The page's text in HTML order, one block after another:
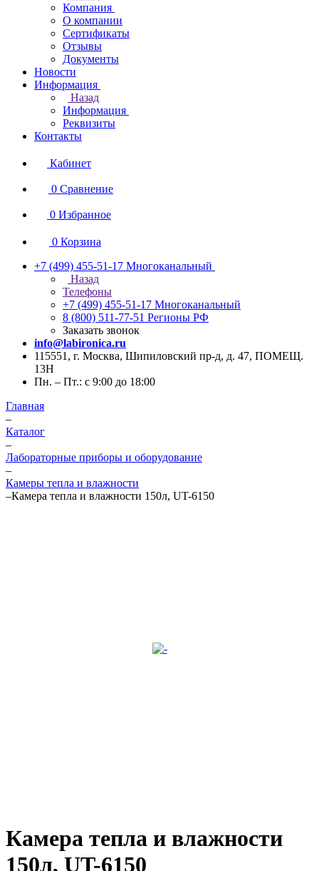
Компания
О компании
Сертификаты
Отзывы
Документы
Новости
Информация
Назад
Информация
Реквизиты
Контакты
Кабинет
0 Сравнение
0 Избранное
0 Корзина
+7 (499) 455-51-17 Многоканальный
Назад
Телефоны
+7 (499) 455-51-17 Многоканальный
8 (800) 511-77-51 Регионы РФ
Заказать звонок
info@labironica.ru
115551, г. Москва, Шипиловский пр-д, д. 47, ПОМЕЩ.
13Н
Пн. – Пт.: с 9:00 до 18:00
Главная
–
Каталог
–
Лабораторные приборы и оборудование
–
Камеры тепла и влажности
–Камера тепла и влажности 150л, UT-6150
Камера тепла и влажности
150л, UT-6150